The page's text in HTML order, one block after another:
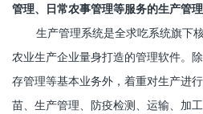
管理、日常农事管理等服务的生产管理
生产管理系统是全求吃系统旗下
农业生产企业量身打造的管理软件。
存管理等基本业务外，着重对生产进
苗、生产管理、防疫检测、运输、加